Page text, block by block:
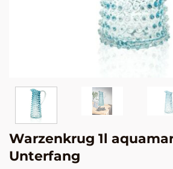
Warzenkrug 1l
Unterfang